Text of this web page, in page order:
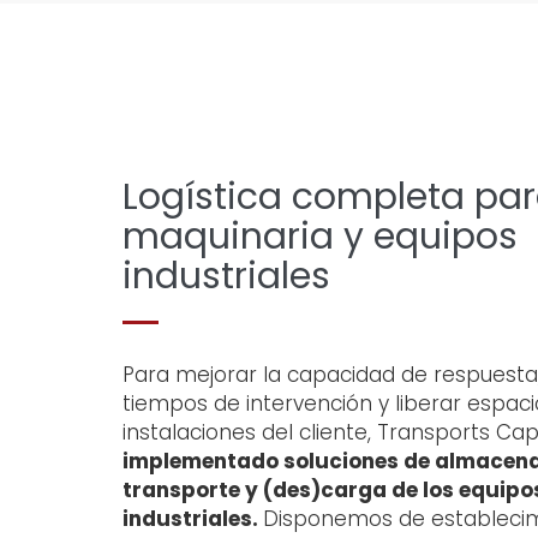
Logística completa
maquinaria y equipos
industriales
Para mejorar la capacidad de
tiempos de intervención y liberar
instalaciones del cliente, Transports
implementado soluciones de
transporte y (des)carga de los
industriales. Disponemos de